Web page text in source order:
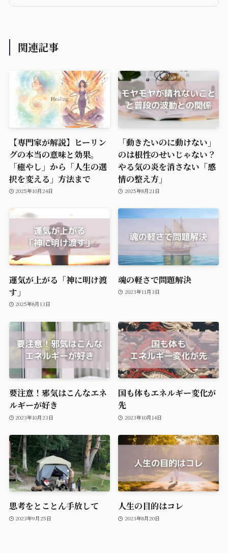
関連記事
【専門家が解説】ヒーリン
グの本当の意味と効果。
「癒やし」から「人生の選
択を変える」方法まで
2025年10月24日
「動きたいのに動けない」
のは根性のせいじゃない？
やる気の炎を消さない「感
情の整え方」
2025年8月21日
運気が上がる「神に明け渡
す」
2025年8月13日
魂の軽さで問題解決
2023年11月3日
要注意！邪気はこんなエネ
ルギーが好き
2023年10月23日
国も体もエネルギー変化が
先
2023年10月14日
思考をとことん手放して
2023年9月25日
人生の目的はコレ
2023年8月20日